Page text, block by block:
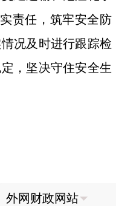
责任，筑牢安全防
况及时进行跟踪检
，坚决守住安全生